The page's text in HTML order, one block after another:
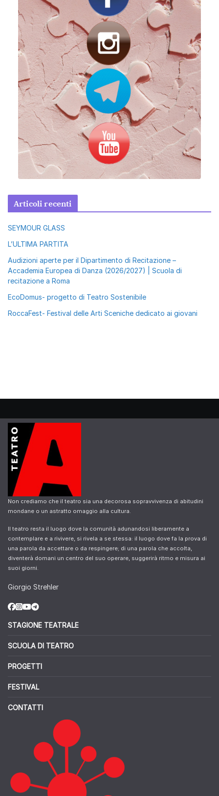
Articoli recenti
SEYMOUR GLASS
L’ULTIMA PARTITA
Audizioni aperte per il Dipartimento di Recitazione –
Accademia Europea di Danza (2026/2027) | Scuola di
recitazione a Roma
EcoDomus- progetto di Teatro Sostenibile
RoccaFest- Festival delle Arti Sceniche dedicato ai giovani
Non crediamo che il teatro sia una decorosa sopravvivenza di abitudini
mondane o un astratto omaggio alla cultura.
Il teatro resta il luogo dove la comunità adunandosi liberamente a
contemplare e a rivivere, si rivela a se stessa: il luogo dove fa la prova di
una parola da accettare o da respingere; di una parola che accolta,
diventerà domani un centro del suo operare, suggerirà ritmo e misura ai
suoi giorni.
Giorgio Strehler
STAGIONE TEATRALE
SCUOLA DI TEATRO
PROGETTI
FESTIVAL
CONTATTI